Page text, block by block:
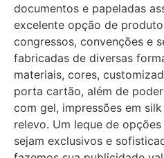
documentos e papeladas
excelente opção de
congressos, convenções e
fabricadas de diversas
materiais, cores,
porta cartão, além de
com gel, impressões em
relevo. Um leque de
sejam exclusivos e